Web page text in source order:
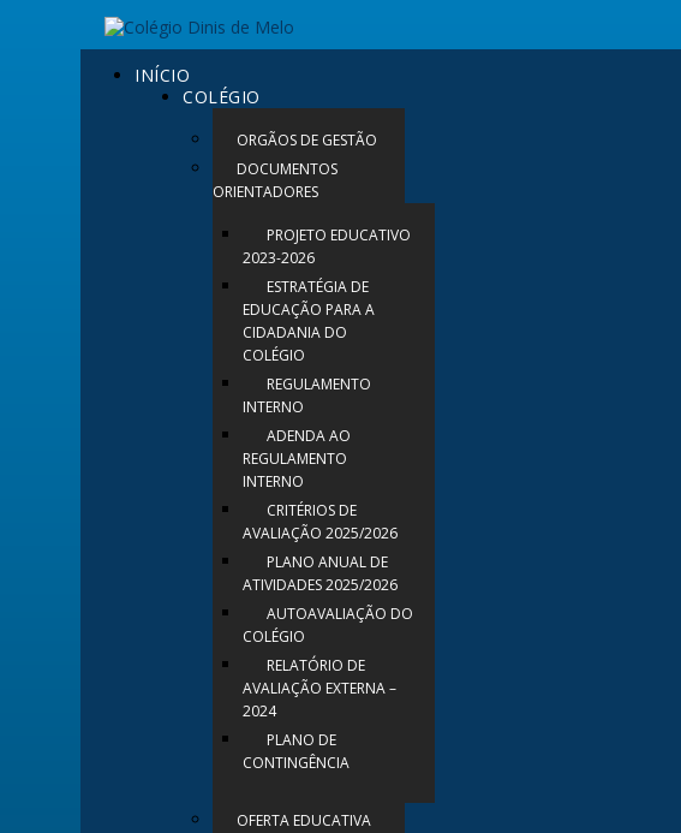
INÍCIO
COLÉGIO
ORGÃOS DE GESTÃO
DOCUMENTOS
ORIENTADORES
PROJETO EDUCATIVO
2023-2026
ESTRATÉGIA DE
EDUCAÇÃO PARA A
CIDADANIA DO
COLÉGIO
REGULAMENTO
INTERNO
ADENDA AO
REGULAMENTO
INTERNO
CRITÉRIOS DE
AVALIAÇÃO 2025/2026
PLANO ANUAL DE
ATIVIDADES 2025/2026
AUTOAVALIAÇÃO DO
COLÉGIO
RELATÓRIO DE
AVALIAÇÃO EXTERNA –
2024
PLANO DE
CONTINGÊNCIA
OFERTA EDUCATIVA